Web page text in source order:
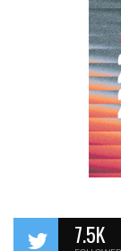
7.5K